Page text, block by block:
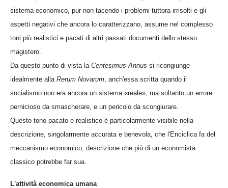
sistema economico, pur non tacendo i problemi tuttora irrisolti e gli
aspetti negativi che ancora lo caratterizzano, assume nel complesso
toni più realistici e pacati di altri passati documenti dello stesso
magistero.
Da questo punto di vista la Centesimus Annus si ricongiunge
idealmente alla Rerum Novarum , anch'essa scritta quando il
socialismo non era ancora un sistema «reale», ma soltanto un errore
pernicioso da smascherare, e un pericolo da scongiurare.
Questo tono pacato e realistico è particolarmente visibile nella
descrizione, singolarmente accurata e benevola, che l'Enciclica fa del
meccanismo economico, descrizione che più di un economista
classico potrebbe far sua.
L'attività economica umana